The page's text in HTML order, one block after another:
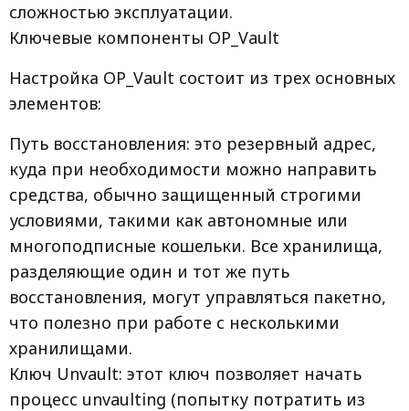
сложностью эксплуатации.
Ключевые компоненты OP_Vault
Настройка OP_Vault состоит из трех основных
элементов:
Путь восстановления: это резервный адрес,
куда при необходимости можно направить
средства, обычно защищенный строгими
условиями, такими как автономные или
многоподписные кошельки. Все хранилища,
разделяющие один и тот же путь
восстановления, могут управляться пакетно,
что полезно при работе с несколькими
хранилищами.
Ключ Unvault: этот ключ позволяет начать
процесс unvaulting (попытку потратить из